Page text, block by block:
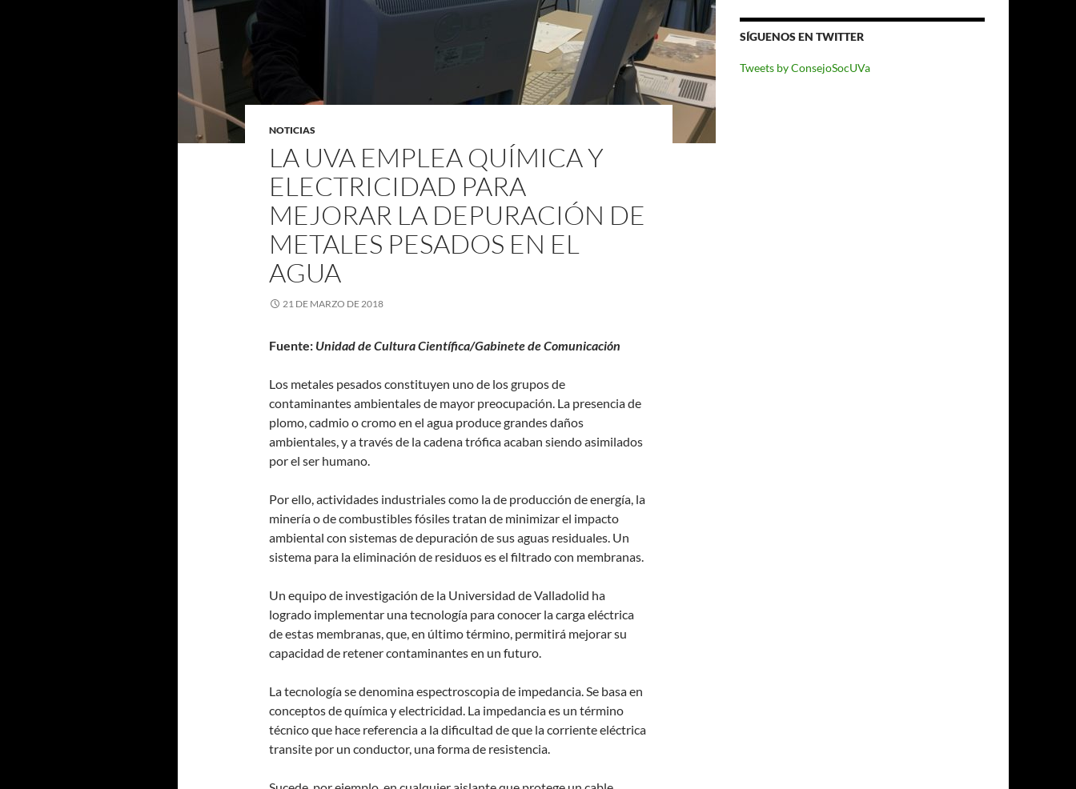
NOTICIAS
LA UVA EMPLEA QUÍMICA Y
ELECTRICIDAD PARA
MEJORAR LA DEPURACIÓN DE
METALES PESADOS EN EL
AGUA
21 DE MARZO DE 2018
Fuente: Unidad de Cultura Científica/Gabinete de Comunicación
Los metales pesados constituyen uno de los grupos de
contaminantes ambientales de mayor preocupación. La presencia de
plomo, cadmio o cromo en el agua produce grandes daños
ambientales, y a través de la cadena trófica acaban siendo asimilados
por el ser humano.
Por ello, actividades industriales como la de producción de energía, la
minería o de combustibles fósiles tratan de minimizar el impacto
ambiental con sistemas de depuración de sus aguas residuales. Un
sistema para la eliminación de residuos es el filtrado con membranas.
Un equipo de investigación de la Universidad de Valladolid ha
logrado implementar una tecnología para conocer la carga eléctrica
de estas membranas, que, en último término, permitirá mejorar su
capacidad de retener contaminantes en un futuro.
La tecnología se denomina espectroscopia de impedancia. Se basa en
conceptos de química y electricidad. La impedancia es un término
técnico que hace referencia a la dificultad de que la corriente eléctrica
transite por un conductor, una forma de resistencia.
SÍGUENOS EN TWITTER
Tweets by ConsejoSocUVa